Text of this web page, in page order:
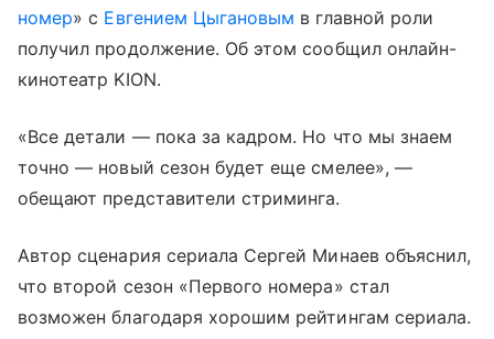
номер» с Евгением Цыгановым в главной роли
получил продолжение. Об этом сообщил онлайн-
кинотеатр KION.
«Все детали — пока за кадром. Но что мы знаем
точно — новый сезон будет еще смелее», —
обещают представители стриминга.
Автор сценария сериала Сергей Минаев объяснил,
что второй сезон «Первого номера» стал
возможен благодаря хорошим рейтингам сериала.